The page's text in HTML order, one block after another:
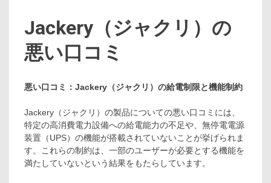
Jackery（ジャクリ）の
悪い口コミ
悪い口コミ：Jackery（ジャクリ）の給電制限と機能制約
Jackery（ジャクリ）の製品についての悪い口コミには、
特定の高消費電力設備への給電能力の不足や、無停電電源
装置（UPS）の機能が搭載されていないことが挙げられま
す。これらの制約は、一部のユーザーが必要とする機能を
満たしていないという結果をもたらしています。